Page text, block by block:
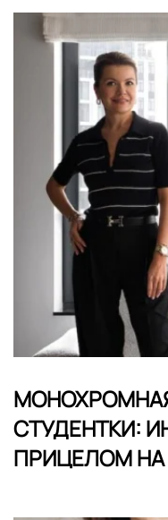
СТУДЕНТКИ:
ПРИЦЕЛОМ